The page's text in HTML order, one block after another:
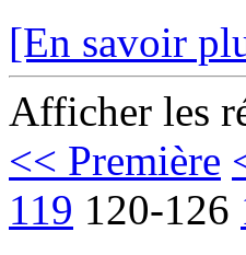
[En savoir
Afficher les
<< Première
119 120-126